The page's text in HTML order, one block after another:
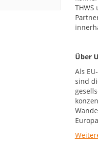
Über
Als
sind